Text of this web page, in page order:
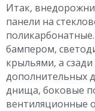
Итак,
панели на
бампером,
крыльями, а
дополнительных
днища, боковые
вентиляционные